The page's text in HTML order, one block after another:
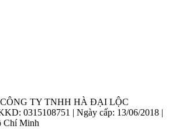
CÔNG TY TNHH HÀ ĐẠI LỘC
0315108751 | Ngày cấp: 13/06/2018 |
Chí Minh